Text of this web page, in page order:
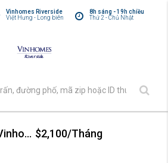
8h sáng - 19h chiều
Thứ 2 - Chủ Nhật
Vinhomes Riverside
Việt Hưng - Long biên
Cho thuê biệt thự Vinhomes Harmony nội thất hiện đại $2,100/Tháng